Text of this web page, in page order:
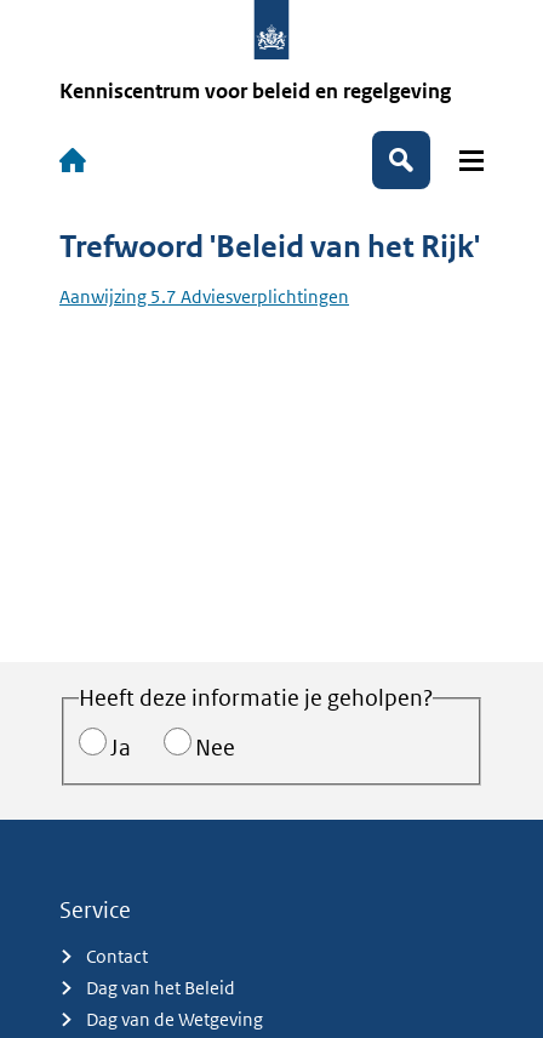
Kenniscentrum voor beleid en regelgeving
Hoofdnavigatie
Zoeken
Trefwoord 'Beleid van het Rijk'
Aanwijzing 5.7 Adviesverplichtingen
Heeft deze informatie je geholpen?
Ja
Nee
Service
Contact
Dag van het Beleid
Dag van de Wetgeving